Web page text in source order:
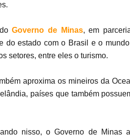
doGoverno de Minas, em
do estado com o Brasil e o
setores, entre eles o turismo.
aproxima os mineiros da
países que também
nisso, o Governo de Minas